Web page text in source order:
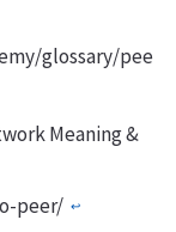
glossary/pee
Meaning &
peer/ ↩